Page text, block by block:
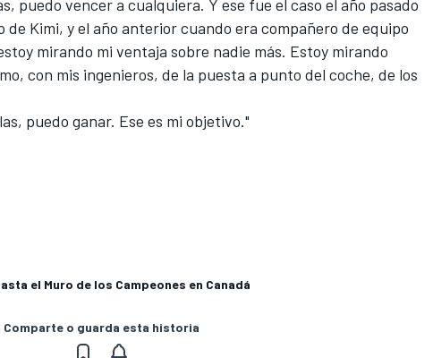
puedo vencer a cualquiera. Y ese fue el caso el año pasado
Kimi, y el año anterior cuando era compañero de equipo
mirando mi ventaja sobre nadie más. Estoy mirando
con mis ingenieros, de la puesta a punto del coche, de los
puedo ganar. Ese es mi objetivo."
el Muro de los Campeones en Canadá
Comparte o guarda esta historia